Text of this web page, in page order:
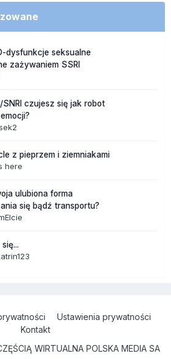
dysfunkcje seksualne
zażywaniem SSRI
SNRI czujesz się jak robot
z pieprzem i ziemniakami
here
ulubiona forma
się bądź transportu?
Ustawienia prywatności
Kontakt
WIRTUALNA POLSKA MEDIA SA